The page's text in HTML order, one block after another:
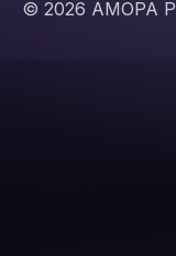
© 2026 AMOPA